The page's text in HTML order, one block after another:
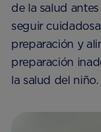
de la salud
seguir
preparación y
preparación
la salud del niño.